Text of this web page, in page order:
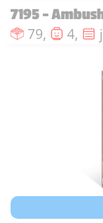
7195 -
Nombre de
79, 4,